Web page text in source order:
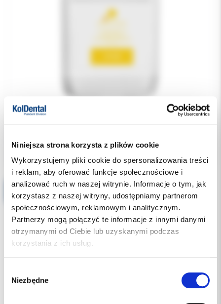
Niniejsza strona korzysta z plików cookie
Wykorzystujemy pliki cookie do spersonalizowania treści
i reklam, aby oferować funkcje społecznościowe i
analizować ruch w naszej witrynie. Informacje o tym, jak
korzystasz z naszej witryny, udostępniamy partnerom
społecznościowym, reklamowym i analitycznym.
Partnerzy mogą połączyć te informacje z innymi danymi
otrzymanymi od Ciebie lub uzyskanymi podczas
korzystania z ich usług.
zgody
Niezbędne